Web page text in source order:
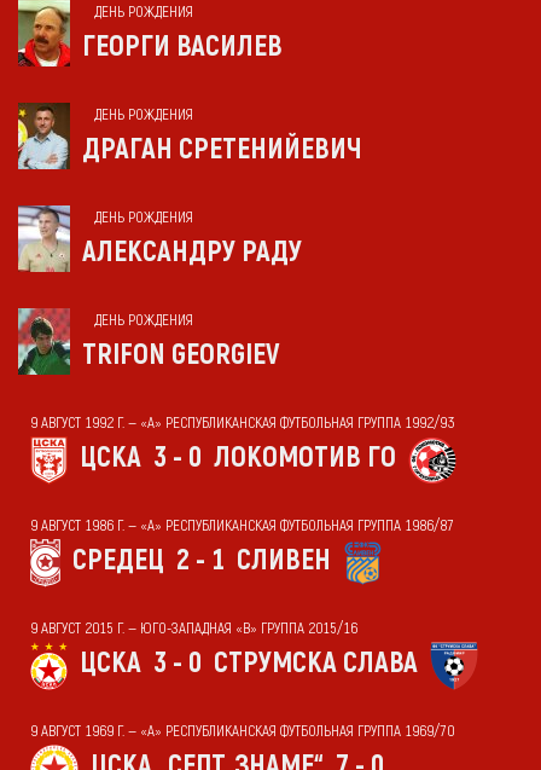
ДЕНЬ РОЖДЕНИЯ
ГЕОРГИ ВАСИЛЕВ
ДЕНЬ РОЖДЕНИЯ
ДРАГАН СРЕТЕНИЙЕВИЧ
ДЕНЬ РОЖДЕНИЯ
АЛЕКСАНДРУ РАДУ
ДЕНЬ РОЖДЕНИЯ
TRIFON GEORGIEV
9 АВГУСТ 1992 Г. — «А» РЕСПУБЛИКАНСКАЯ ФУТБОЛЬНАЯ ГРУППА 1992/93
ЦСКА 3 - 0 ЛОКОМОТИВ ГО
9 АВГУСТ 1986 Г. — «А» РЕСПУБЛИКАНСКАЯ ФУТБОЛЬНАЯ ГРУППА 1986/87
СРЕДЕЦ 2 - 1 СЛИВЕН
9 АВГУСТ 2015 Г. — ЮГО-ЗАПАДНАЯ «В» ГРУППА 2015/16
ЦСКА 3 - 0 СТРУМСКА СЛАВА
9 АВГУСТ 1969 Г. — «А» РЕСПУБЛИКАНСКАЯ ФУТБОЛЬНАЯ ГРУППА 1969/70